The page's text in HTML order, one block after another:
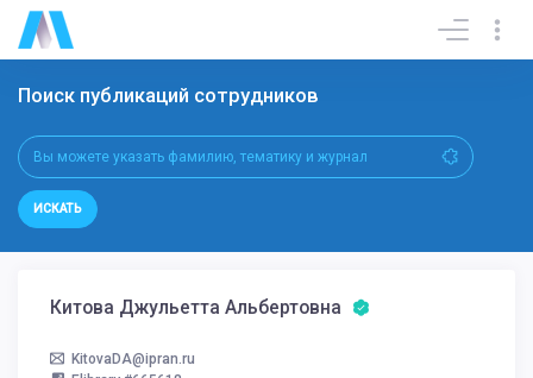
Поиск публикаций сотрудников
ИСКАТЬ
Китова Джульетта Альбертовна
KitovaDA@ipran.ru